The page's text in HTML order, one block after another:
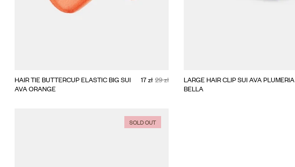
HAIR TIE BUTTERCUP ELASTIC BIG SUI
AVA ORANGE
17 zł 29 zł
LARGE HAIR CLIP SUI AVA PLUMERIA
BELLA
SOLD OUT